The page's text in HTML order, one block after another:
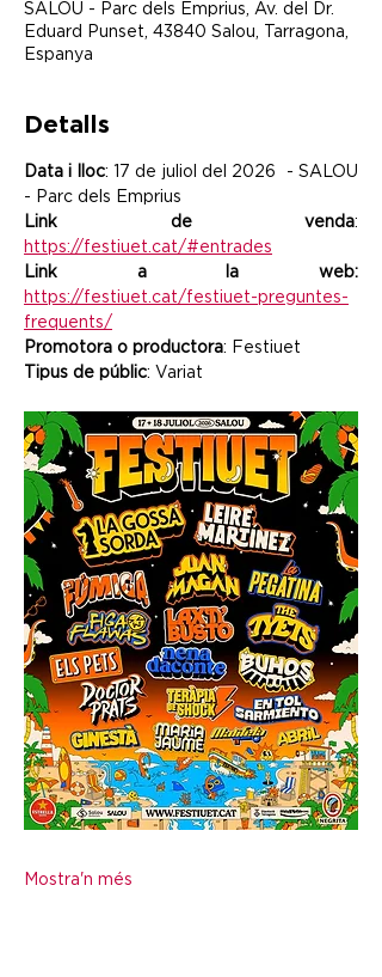
SALOU - Parc dels Emprius, Av. del Dr.
Eduard Punset, 43840 Salou, Tarragona,
Espanya
Detalls
Data i lloc: 17 de juliol del 2026  - SALOU
- Parc dels Emprius
Link de venda
https://festiuet.cat/#entrades
https://festiuet.cat/festiuet-preguntes-
frequents/
Promotora o productora: Festiuet
Tipus de públic: Variat
Mostra'n més